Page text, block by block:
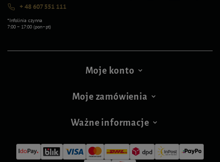
+ 48 607 551 111
*Infolinia czynna
7:00 – 17:00 (pon–pt)
Moje konto
Moje zamówienia
Ważne informacje